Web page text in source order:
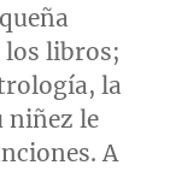
los libros;
la
niñez le
A